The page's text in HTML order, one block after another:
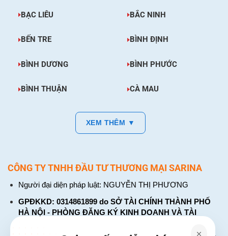
BẠC LIÊU BẮC NINH
BẾN TRE BÌNH ĐỊNH
BÌNH DƯƠNG BÌNH PHƯỚC
BÌNH THUẬN CÀ MAU
XEM THÊM ▼
CÔNG TY TNHH ĐẦU TƯ THƯƠNG MẠI SARINA
Người đại diện pháp luật: NGUYỄN THỊ PHƯƠNG
GPĐKKD: 0314861899 do SỞ TÀI CHÍNH THÀNH PHỐ
HÀ NỘI - PHÒNG ĐĂNG KÝ KINH DOANH VÀ TÀI
CHÍNH DOANH NGHIỆP cấp. Đăng ký lần đầu: ngày 26
tháng 01 năm 2018. Đăng ký thay đổi lần thứ: 4, ngày 31